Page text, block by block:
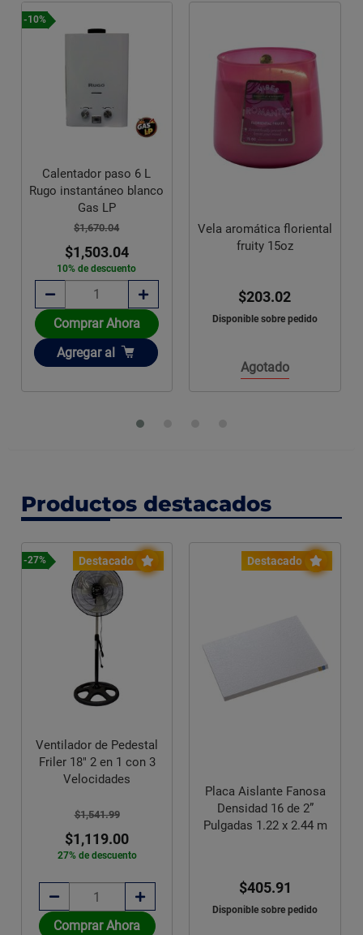
-10%
Calentador paso 6 L
Rugo instantáneo blanco
Gas LP
$1,670.04
$1,503.04
10% de descuento
Comprar Ahora
Añadir
Agregar al
Vela aromática floriental
fruity 15oz
$203.02
Disponible sobre pedido
Agotado
Productos destacados
Destacado
-27%
Ventilador de Pedestal
Friler 18" 2 en 1 con 3
Velocidades
$1,541.99
$1,119.00
27% de descuento
Comprar Ahora
Destacado
Placa Aislante Fanosa
Densidad 16 de 2”
Pulgadas 1.22 x 2.44 m
$405.91
Disponible sobre pedido